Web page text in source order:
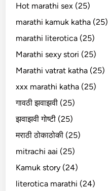
Hot marathi sex (25)
marathi kamuk katha (25)
marathi literotica (25)
Marathi sexy stori (25)
Marathi vatrat katha (25)
xxx marathi katha (25)
गावठी झवाझवी (25)
झवाझवी गोष्टी (25)
मराठी ठोकाठोकी (25)
mitrachi aai (25)
Kamuk story (24)
literotica marathi (24)